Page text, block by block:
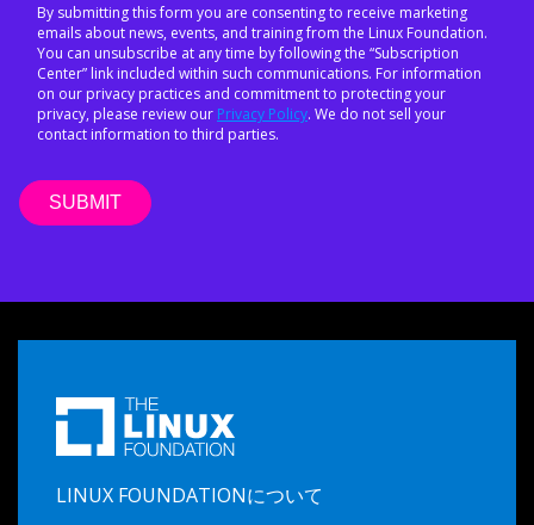
By submitting this form you are consenting to receive marketing
emails about news, events, and training from the Linux Foundation.
You can unsubscribe at any time by following the “Subscription
Center” link included within such communications. For information
on our privacy practices and commitment to protecting your
privacy, please review our Privacy Policy. We do not sell your
contact information to third parties.
LINUX FOUNDATIONについて